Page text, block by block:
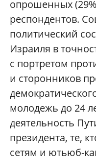
опрошенных
респондентов.
политический
Израиля в
с портретом
и сторонников
молодежь до 24
деятельность
президента, те,
сетям и ютьюб-